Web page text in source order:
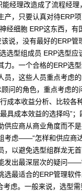
经理改造成了流程经理
，只要认真对待ERP
经细胞 ERP这东西，有
说，没有最好的ERP管
选型组成员 ERP选型
。一个合格的ERP选
员，这些人员重点考虑
问的角色，重点考虑
成本收益分析、比较各
成本效益的选择吗”；
应商从商业角度而不是
考虑——“怎样和供应商
以避免选型组群龙无
发出最深层次的疑问
最适合的ERP管理软件
虑。一般来说，选型